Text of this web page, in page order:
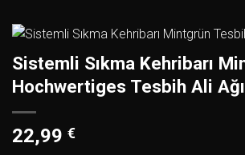
Sistemli Sıkma Kehribarı
Hochwertiges Tesbih Ali
22,99 €